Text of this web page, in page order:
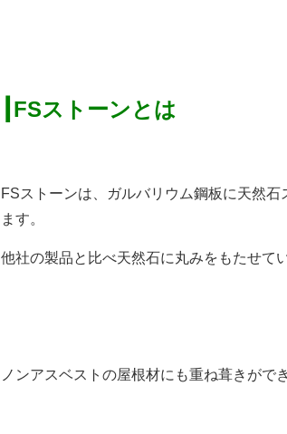
┃FSストーンとは
FSストーンは、ガルバリウム鋼板に天然石
ます。
他社の製品と比べ天然石に丸みをもたせて
ノンアスベストの屋根材にも重ね葺きがで